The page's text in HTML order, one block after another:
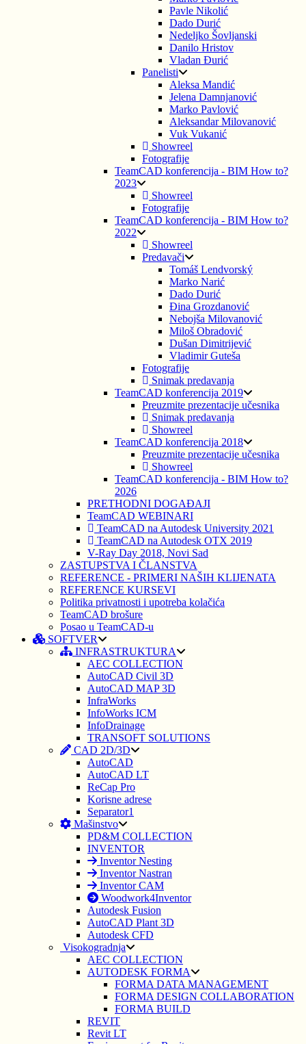
Pavle Nikolić
Dado Durić
Nedeljko Šovljanski
Danilo Hristov
Vladan Đurić
Panelisti
Aleksa Mandić
Jelena Damnjanović
Marko Pavlović
Aleksandar Milovanović
Vuk Vukanić
Showreel
Fotografije
TeamCAD konferencija - BIM How to?
2023
Showreel
Fotografije
TeamCAD konferencija - BIM How to?
2022
Showreel
Predavači
Tomáš Lendvorský
Marko Narić
Dado Durić
Đina Grozdanović
Nebojša Milovanović
Miloš Obradović
Dušan Dimitrijević
Vladimir Guteša
Fotografije
Snimak predavanja
TeamCAD konferencija 2019
Preuzmite prezentacije učesnika
Snimak predavanja
Showreel
TeamCAD konferencija 2018
Preuzmite prezentacije učesnika
Showreel
TeamCAD konferencija - BIM How to?
2026
PRETHODNI DOGAĐAJI
TeamCAD WEBINARI
TeamCAD na Autodesk University 2021
TeamCAD na Autodesk OTX 2019
V-Ray Day 2018, Novi Sad
ZASTUPSTVA I ČLANSTVA
REFERENCE - PRIMERI NAŠIH KLIJENATA
REFERENCE KURSEVI
Politika privatnosti i upotreba kolačića
TeamCAD brošure
Posao u TeamCAD-u
SOFTVER
INFRASTRUKTURA
AEC COLLECTION
AutoCAD Civil 3D
AutoCAD MAP 3D
InfraWorks
InfoWorks ICM
InfoDrainage
TRANSOFT SOLUTIONS
CAD 2D/3D
AutoCAD
AutoCAD LT
ReCap Pro
Korisne adrese
Separator1
Mašinstvo
PD&M COLLECTION
INVENTOR
Inventor Nesting
Inventor Nastran
Inventor CAM
Woodwork4Inventor
Autodesk Fusion
AutoCAD Plant 3D
Autodesk CFD
Visokogradnja
AEC COLLECTION
AUTODESK FORMA
FORMA DATA MANAGEMENT
FORMA DESIGN COLLABORATION
FORMA BUILD
REVIT
Revit LT